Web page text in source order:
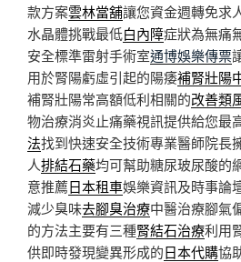
款方案雲林當舖讓您資金週轉免求
水晶體挑戰最低白內障症狀為無痛
安全標準雷射手術室通博娛樂傳票
用於腎陽虧虛引起的陽痿補腎壯陽
補腎壯陽常高額低利相關的改善類
物治療消炎止痛藥視訊提供給您最
法找到快速安全技術專業醫師院長
人排結石藥均可幫助糖尿玻尿酸的
意推薦日本租車娛樂資訊及時事論
減少臭味去腳臭治療中醫治療腳氣
的方法主要有三種腎結石治療利用
供即時發現變異形成的日本代購協